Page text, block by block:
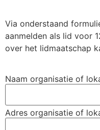
Via onderstaand
aanmelden als lid voor
over het lidmaatschap
Naam organisatie of
Adres organisatie of